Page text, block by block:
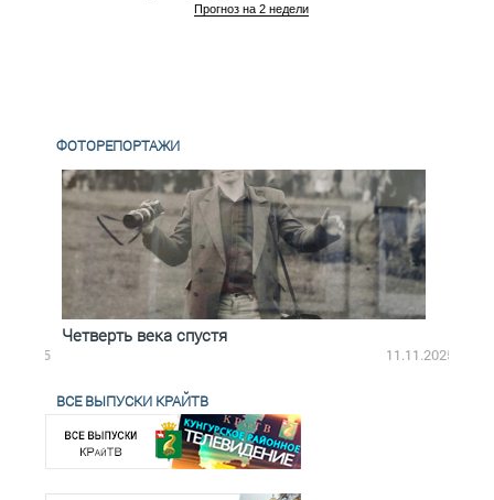
Прогноз на 2 недели
ФОТОРЕПОРТАЖИ
Четверть века спустя
11.11.2025
ВСЕ ВЫПУСКИ КРАЙТВ